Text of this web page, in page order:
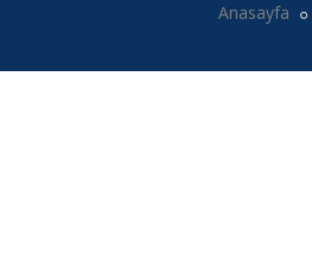
Anasayfa